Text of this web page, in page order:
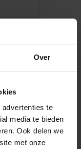
Over
te
media te bieden
Ook delen we
met onze